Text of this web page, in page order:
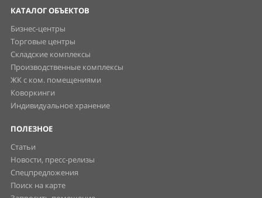
КАТАЛОГ ОБЪЕКТОВ
Бизнес-центры
Торговые центры
Складские комплексы
Производственные комплексы
ЖК с ком. помещениями
Коворкинги
Индивидуальное хранение
ПОЛЕЗНОЕ
Статьи
Новости, пресс-релизы
Спецпредложения
Поиск на карте